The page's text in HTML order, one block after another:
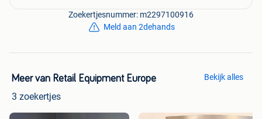
Zoekertjesnummer: m2297100916
Meld aan 2dehands
Meer van Retail Equipment Europe
3 zoekertjes
Bekijk alles